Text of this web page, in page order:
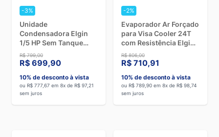
seja possível ver os itens armazenados sem abrir a porta.
Ilha:é um equipamento horizontal mais comprido e
compacto que serve para exposição de alimentos resfriados
Como escolher equipamentos de
refrigeração comercial?
-3%
Unidade
Condensadora Elgin
1/5 HP Sem Tanque
45UCP0065EAI - 220V
R$ 799,00
R$ 699,90
10% de desconto à vista
ou R$ 777,67 em 8x de R$ 97,21
sem juros
-2%
Evaporador Ar Forçado
para Visa Cooler 24T
com Resistência Elgin
45VCM0025ER0 -
220V
R$ 806,00
R$ 710,91
10% de desconto à vista
ou R$ 789,90 em 8x de R$ 98,74
sem juros